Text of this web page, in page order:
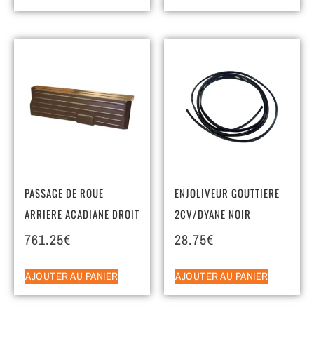
PASSAGE DE ROUE
ARRIERE ACADIANE DROIT
761.25€
AJOUTER AU PANIER
ENJOLIVEUR GOUTTIERE
2CV/DYANE NOIR
28.75€
AJOUTER AU PANIER